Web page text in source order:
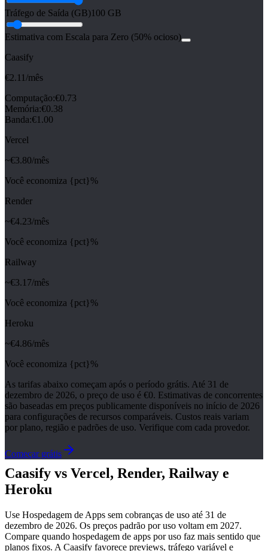
Tráfego de Saída (GB)100 GB
Estimativa com Escala para Zero (50% ocioso)
Caasify
€2.11/mês
Computação:€0.73
Memória:€0.38
Banda:€1.00
Vercel
~€3.80/mês
Você economiza {pct}%
Render
~€4.23/mês
Você economiza {pct}%
Railway
~€3.17/mês
Você economiza {pct}%
Heroku
~€4.86/mês
Você economiza {pct}%
As tarifas abaixo começam após o período grátis. Até 31 de
dezembro de 2026, o preço de uso é €0. Estimativas de concorrentes
são baseadas em preços publicamente disponíveis no início de 2026
para configurações de recursos comparáveis. Custos reais variam
por plano, região e padrões de uso. Verifique com cada provedor.
Começar grátis
Caasify vs Vercel, Render, Railway e
Heroku
Use Hospedagem de Apps sem cobranças de uso até 31 de
dezembro de 2026. Os preços padrão por uso voltam em 2027.
Compare quando hospedagem de apps por uso faz mais sentido que
planos fixos. A Caasify favorece previews, tráfego variável e